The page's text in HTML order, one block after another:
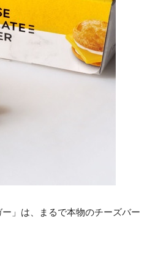
」は、まるで本物のチーズバー